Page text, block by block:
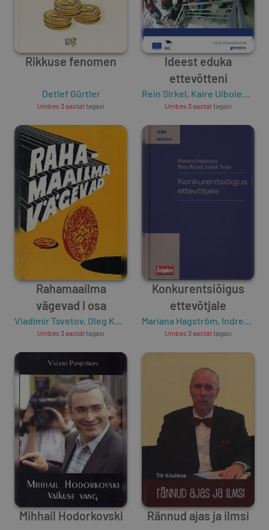
Rikkuse fenomen
Detlef Gürtler
Umbes 3 aastattagasi
Ideest eduka
ettevõtteni
Rein Sirkel, Kaire Uiboleht
Umbes 3 aastattagasi
Rahamaailma
vägevad I osa
Vladimir Tsvetov, Oleg Konstantinov ,Gennadi Deinitšenko
Umbes 3 aastattagasi
Konkurentsiõigus
ettevõtjale
Mariana Hagström, Indrek Teder
Umbes 3 aastattagasi
Mihhail Hodorkovski Rännud ajas ja ilmsi